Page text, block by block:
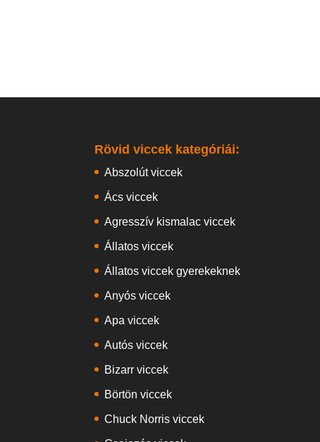
Rövid viccek kategóriái:
Abszolút viccek
Ács viccek
Agresszív kismalac viccek
Állatos viccek
Állatos viccek gyerekeknek
Anyós viccek
Apa viccek
Autós viccek
Bizarr viccek
Börtön viccek
Chuck Norris viccek